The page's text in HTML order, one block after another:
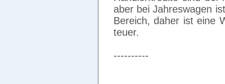
aber bei Jahreswagen
Bereich, daher ist eine
teuer.
----------